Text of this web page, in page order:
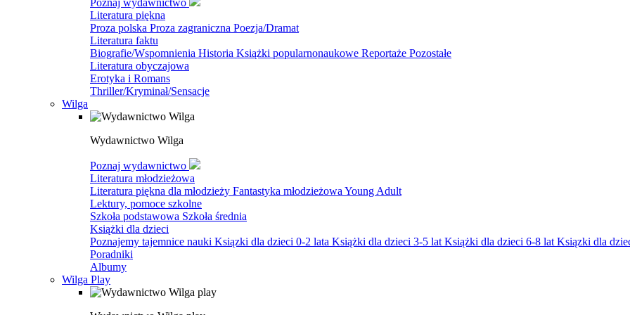
Poznaj wydawnictwo
Literatura piękna
Proza polska Proza zagraniczna Poezja/Dramat
Literatura faktu
Biografie/Wspomnienia Historia Książki popularnonaukowe Reportaże Pozostałe
Literatura obyczajowa
Erotyka i Romans
Thriller/Kryminał/Sensacje
Wilga
Wydawnictwo Wilga
Poznaj wydawnictwo
Literatura młodzieżowa
Literatura piękna dla młodzieży Fantastyka młodzieżowa Young Adult
Lektury, pomoce szkolne
Szkoła podstawowa Szkoła średnia
Książki dla dzieci
Poznajemy tajemnice nauki Ksiązki dla dzieci 0-2 lata Książki dla dzieci 3-5 lat Książki dla dzieci 6-8 lat Ksiązki dla
Poradniki
Albumy
Wilga Play